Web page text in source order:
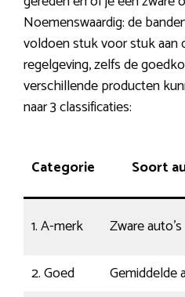
Noemenswaardig: de
voldoen stuk voor stuk aan
regelgeving, zelfs de
verschillende producten
naar 3 classificaties:
Categorie Soort
1. A-merk Zware auto’s
2. Goed
Gemiddelde